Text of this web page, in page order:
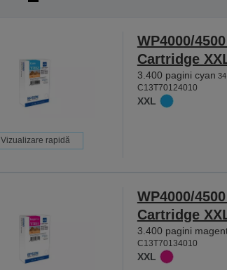
Vizualizare rapidă
WP4000/
Cartridge
3.400 pagini cyan
C13T70124010
XXL
WP4000/
Cartridge
3.400 pagini
C13T70134010
XXL